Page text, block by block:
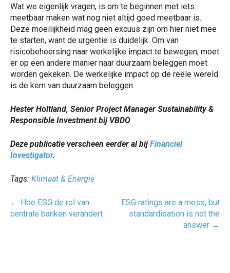
Wat we eigenlijk vragen, is om te beginnen met iets
meetbaar maken wat nog niet altijd goed meetbaar is.
Deze moeilijkheid mag geen excuus zijn om hier niet mee
te starten, want de urgentie is duidelijk. Om van
risicobeheersing naar werkelijke impact te bewegen, moet
er op een andere manier naar duurzaam beleggen moet
worden gekeken. De werkelijke impact op de reële wereld
is de kern van duurzaam beleggen.
Hester Holtland, Senior Project Manager Sustainability &
Responsible Investment bij VBDO
Deze publicatie verscheen eerder al bijFinanciel
Investigator.
Tags: Klimaat & Energie
Post
navigatie
← Hoe ESG de rol van
centrale banken verandert
ESG ratings are a mess, but
standardisation is not the
answer →